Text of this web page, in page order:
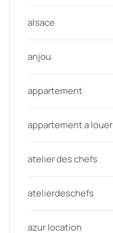
alsace
anjou
appartement
appartement a louer
atelier des chefs
atelierdeschefs
azur location